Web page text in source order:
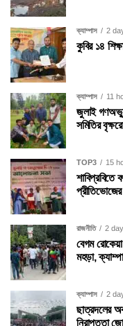
ক্যাম্পাস 2
কুবির ১৪
ক্যাম্পাস 11
জুলাই
সমিতির
TOP3 15
শাবিপ্রবিতে
রাজনীতি 2
বেগম রোকেয়া
মহড়া,
ক্যাম্পাস 2
ছাত্রদলের
নিরাপত্তা